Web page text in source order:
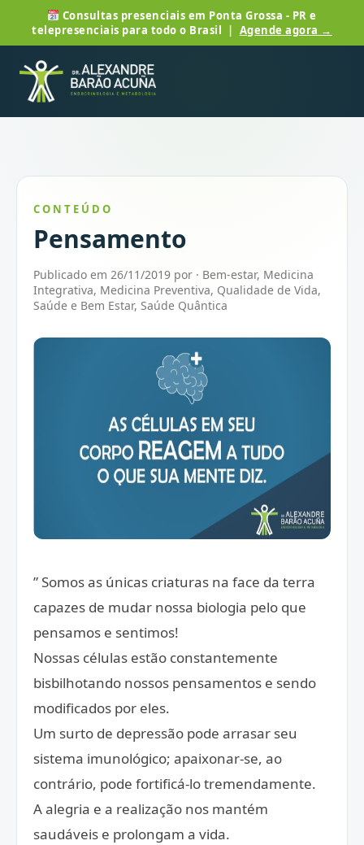
Consultas presenciais em Ponta Grossa - PR e
telepresenciais para todo o Brasil | Agende agora →
CONTEÚDO
Pensamento
Publicado em 26/11/2019 por · Bem-estar, Medicina
Integrativa, Medicina Preventiva, Qualidade de Vida,
Saúde e Bem Estar, Saúde Quântica
” Somos as únicas criaturas na face da terra
capazes de mudar nossa biologia pelo que
pensamos e sentimos!
Nossas células estão constantemente
bisbilhotando nossos pensamentos e sendo
modificados por eles.
Um surto de depressão pode arrasar seu
sistema imunológico; apaixonar-se, ao
contrário, pode fortificá-lo tremendamente.
A alegria e a realização nos mantém
saudáveis e prolongam a vida.